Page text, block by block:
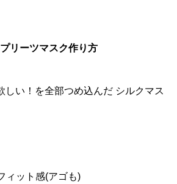
リーツマスク作り方
しい！を全部つめ込んだ シルクマス
ィット感(アゴも)